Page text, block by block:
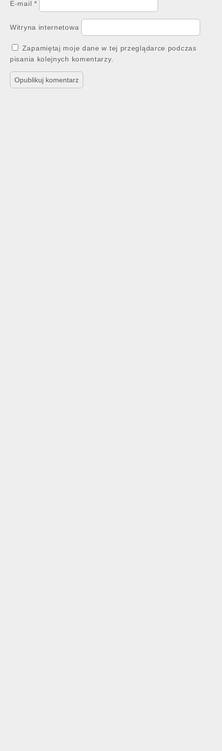
E-mail *
Witryna internetowa
Zapamiętaj moje dane w tej przeglądarce podczas
pisania kolejnych komentarzy.